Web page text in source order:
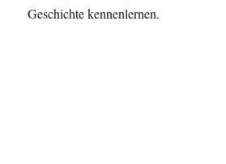
Geschichte kennenlernen.